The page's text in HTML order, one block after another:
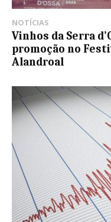
NOTÍCIAS
Vinhos da Serra
promoção no
Alandroal